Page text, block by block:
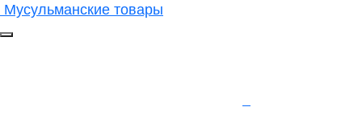
Мусульманские товары